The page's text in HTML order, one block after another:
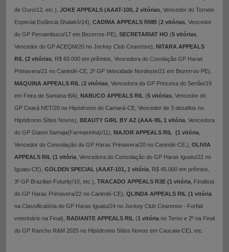
de Ouro/12, etc.), JOKE APPEALS (AAAT-100, 2 vitórias , Vencedor do Torneio
Especial Estância Shalakô/14), CADIMA APPEALS RMB (2 vitórias , Vencedor
do GP Pernambuco/17 em Bezerros-PE), SECRETARIAT HO (5 vitórias
Vencedor do GP ACEQM/20 no Jockey Club Cearense), NITARA APPEALS
RIL (2 vitórias , R$ 60.000 em prêmios, Vencedora do Cosolação GP Haras
Primavera/21 no Canindé-CE, 2º GP Velocidade Nordeste/21 em Bezerros-PE),
MAQUINA APPEALS RIL (2 vitórias , Vencedora do GP Princesa do Sertão/19
em Feira de Santana-BA), NABUCO APPEALS RIL (5 vitórias , Vencedor do
GP Ceará NET/20 no Hipódromo do Camará-CE, Vencedor de 3 desafios no
Hipódromo Sítios Novos), BEAUTY GIRL BY AZ (AAA-95, 1 vitória , Vencedora
do GP Gianni Samaja(Farmasinha)/11), MAJOR APPEALS RIL (1 vitória
Vencedor do Consolação do GP Haras Primavera/20 no Canindé-CE.), OLIVIA
APPEALS RIL (1 vitória , Vencedora do Consolação do GP Haras Iguatu/22 no
Iguatu-CE), GOLDEN SPECIAL (AAAT-101, 1 vitória , R$ 45.000 em prêmios,
3º GP Brazilian Futurity/10, etc.), TRACADO APPEALS R3E (1 vitória , Finalista
do GP Haras Primavera/22 no Canindé-CE), QLINDA APPEALS RIL (1 vitória
na Classificatória do GP Haras Iguatu/24 no Jockey Club Cearense - Forfait
veterinário na Final), RADIANTE APPEALS RIL (1 vitória no Terno e 2º na Final
do GP Rancho R&M 2025 no Hipódromo Sítios Novos em Caucaia-CE), etc.